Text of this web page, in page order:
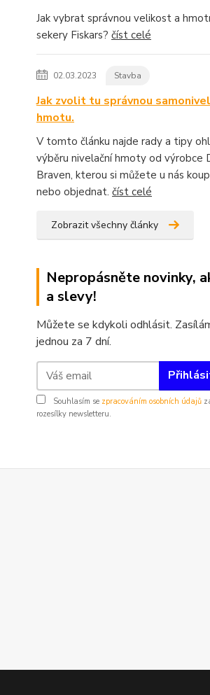
Jak vybrat správnou velikost a
sekery Fiskars? číst celé
02.03.2023 Stavba
Jak zvolit tu správnou
hmotu.
V tomto článku najde rady a tipy
výběru nivelační hmoty od výrobce
Braven, kterou si můžete u nás
nebo objednat. číst celé
Zobrazit všechny články
Nepropásněte novinky,
a slevy!
Můžete se kdykoli odhlásit.
jednou za 7 dní.
Souhlasím se zpracováním osobních údajů
rozesílky newsletteru.